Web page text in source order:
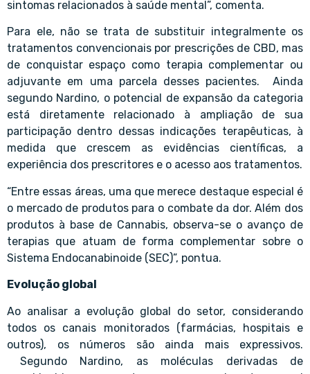
sintomas relacionados à saúde mental”, comenta.
Para ele, não se trata de substituir integralmente os
tratamentos convencionais por prescrições de CBD, mas
de conquistar espaço como terapia complementar ou
adjuvante em uma parcela desses pacientes. Ainda
segundo Nardino, o potencial de expansão da categoria
está diretamente relacionado à ampliação de sua
participação dentro dessas indicações terapêuticas, à
medida que crescem as evidências científicas, a
experiência dos prescritores e o acesso aos tratamentos.
“Entre essas áreas, uma que merece destaque especial é
o mercado de produtos para o combate da dor. Além dos
produtos à base de Cannabis, observa-se o avanço de
terapias que atuam de forma complementar sobre o
Sistema Endocanabinoide (SEC)”, pontua.
Evolução global
Ao analisar a evolução global do setor, considerando
todos os canais monitorados (farmácias, hospitais e
outros), os números são ainda mais expressivos.
Segundo Nardino, as moléculas derivadas de